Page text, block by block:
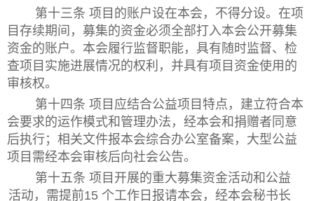
第十三条 项目的账户设在本会，不得分设。在项
目存续期间，募集的资金必须全部打入本会公开募集
资金的账户。本会履行监督职能，具有随时监督、检
查项目实施进展情况的权利，并具有项目资金使用的
审核权。
第十四条 项目应结合公益项目特点，建立符合本
会要求的运作模式和管理办法，经本会和捐赠者同意
后执行；相关文件报本会综合办公室备案，大型公益
项目需经本会审核后向社会公告。
第十五条 项目开展的重大募集资金活动和公益
活动，需提前15 个工作日报请本会，经本会秘书长